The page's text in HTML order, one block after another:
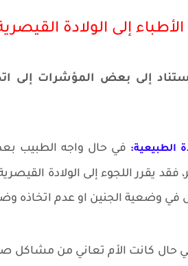
إلى الولادة
إلى بعض المؤشرات إلى
الطبيعية: في حال واجه الطبيب
يقرر اللجوء إلى الولادة
وضعية الجنين او عدم اتخاذه
حال كانت الأم تعاني من مشاكل